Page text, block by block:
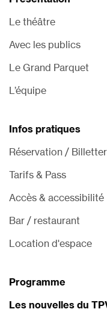
Le théâtre
Avec les publics
Le Grand Parquet
L’équipe
Infos pratiques
Réservation /
Tarifs & Pass
Accès & accessibilité
Bar / restaurant
Location d'espace
Programme
Les nouvelles du